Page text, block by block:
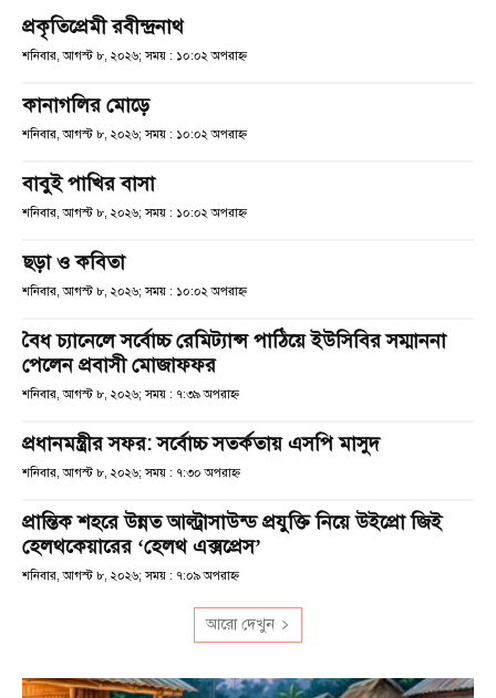
প্রকৃতিপ্রেমী রবীন্দ্রনাথ
শনিবার, আগস্ট ৮, ২০২৬; সময় : ১০:০২ অপরাহ্ণ
কানাগলির মোড়ে
শনিবার, আগস্ট ৮, ২০২৬; সময় : ১০:০২ অপরাহ্ণ
বাবুই পাখির বাসা
শনিবার, আগস্ট ৮, ২০২৬; সময় : ১০:০২ অপরাহ্ণ
ছড়া ও কবিতা
শনিবার, আগস্ট ৮, ২০২৬; সময় : ১০:০২ অপরাহ্ণ
বৈধ চ্যানেলে সর্বোচ্চ রেমিট্যান্স পাঠিয়ে ইউসিবির সম্মাননা
পেলেন প্রবাসী মোজাফফর
শনিবার, আগস্ট ৮, ২০২৬; সময় : ৭:৩৯ অপরাহ্ণ
প্রধানমন্ত্রীর সফর: সর্বোচ্চ সতর্কতায় এসপি মাসুদ
শনিবার, আগস্ট ৮, ২০২৬; সময় : ৭:৩০ অপরাহ্ণ
প্রান্তিক শহরে উন্নত আল্ট্রাসাউন্ড প্রযুক্তি নিয়ে উইপ্রো জিই
হেলথকেয়ারের ‘হেলথ এক্সপ্রেস’
শনিবার, আগস্ট ৮, ২০২৬; সময় : ৭:০৯ অপরাহ্ণ
আরো দেখুন